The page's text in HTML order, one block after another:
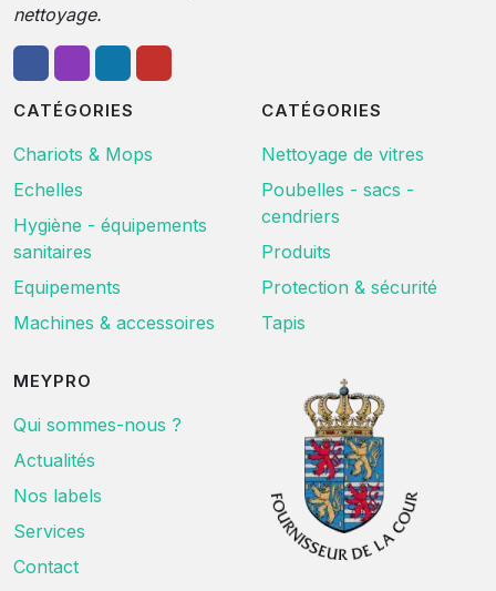
nettoyage.
CATÉGORIES
Chariots & Mops
Echelles
Hygiène - équipements
sanitaires
Equipements
Machines & accessoires
CATÉGORIES
Nettoyage de vitres
Poubelles - sacs -
cendriers
Produits
Protection & sécurité
Tapis
MEYPRO
Qui sommes-nous ?
Actualités
Nos labels
Services
Contact